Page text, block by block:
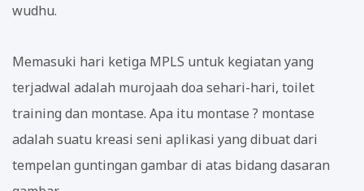
wudhu.
Memasuki hari ketiga MPLS untuk kegiatan yang
terjadwal adalah murojaah doa sehari-hari, toilet
training dan montase. Apa itu montase ? montase
adalah suatu kreasi seni aplikasi yang dibuat dari
tempelan guntingan gambar di atas bidang dasaran